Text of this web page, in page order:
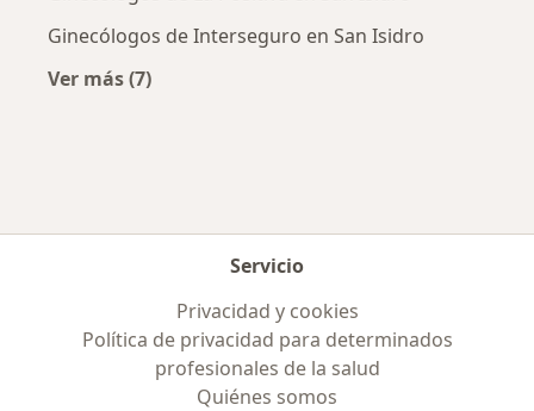
Ginecólogos de Interseguro en San Isidro
Ver más (7)
Servicio
Privacidad y cookies
Política de privacidad para determinados
profesionales de la salud
Quiénes somos